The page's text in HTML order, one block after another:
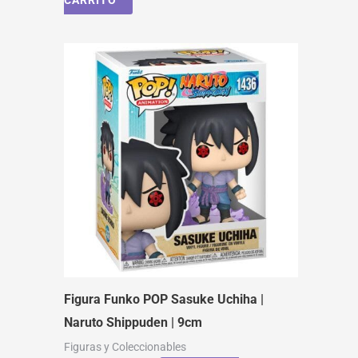
Figura Funko POP Sasuke Uchiha |
Naruto Shippuden | 9cm
Figuras y Coleccionables